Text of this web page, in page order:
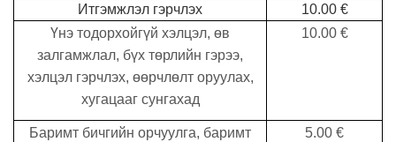
Итгэмжлэл гэрчлэх
10.00 €
Үнэ тодорхойгүй хэлцэл, өв
залгамжлал, бүх төрлийн гэрээ,
хэлцэл гэрчлэх, өөрчлөлт оруулах,
хугацааг сунгахад
10.00 €
Баримт бичгийн орчуулга, баримт
5.00 €